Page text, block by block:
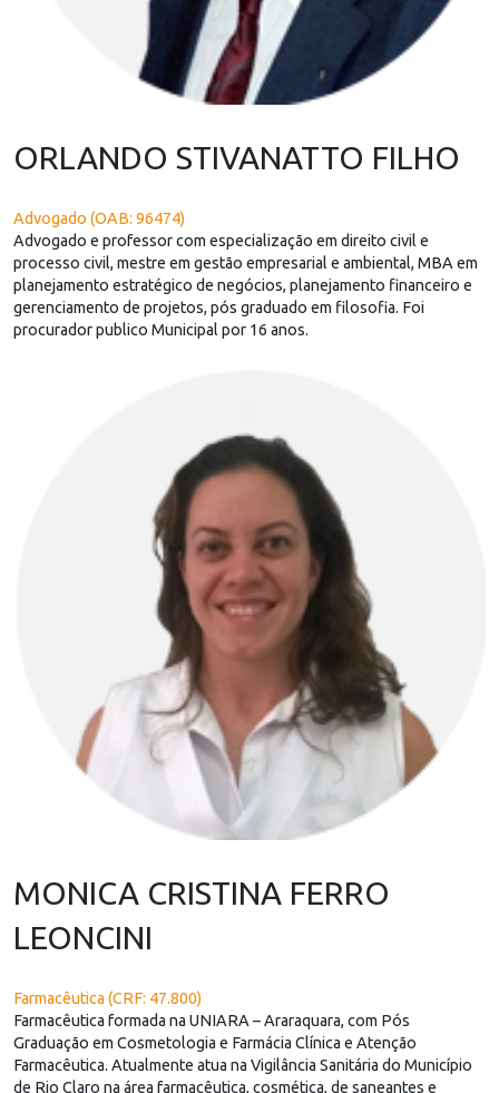
ORLANDO STIVANATTO FILHO
Advogado (OAB: 96474)
Advogado e professor com especialização em direito civil e
processo civil, mestre em gestão empresarial e ambiental, MBA em
planejamento estratégico de negócios, planejamento financeiro e
gerenciamento de projetos, pós graduado em filosofia. Foi
procurador publico Municipal por 16 anos.
MONICA CRISTINA FERRO
LEONCINI
Farmacêutica (CRF: 47.800)
Farmacêutica formada na UNIARA – Araraquara, com Pós
Graduação em Cosmetologia e Farmácia Clínica e Atenção
Farmacêutica. Atualmente atua na Vigilância Sanitária do Município
de Rio Claro na área farmacêutica, cosmética, de saneantes e